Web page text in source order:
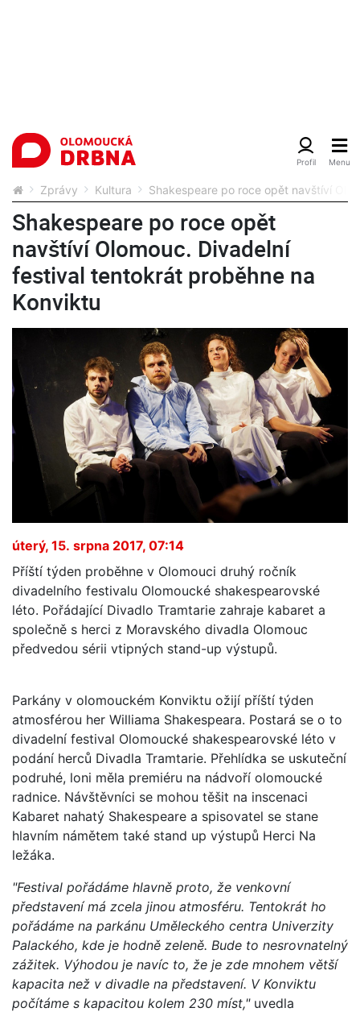
Zprávy Kultura Shakespeare po roce opět navštíví
Shakespeare po roce opět
navštíví Olomouc. Divadelní
festival tentokrát proběhne na
Konviktu
úterý, 15. srpna 2017, 07:14
Příští týden proběhne v Olomouci druhý ročník
divadelního festivalu Olomoucké shakespearovské
léto. Pořádající Divadlo Tramtarie zahraje kabaret a
společně s herci z Moravského divadla Olomouc
předvedou sérii vtipných stand-up výstupů.
Parkány v olomouckém Konviktu ožijí příští týden
atmosférou her Williama Shakespeara. Postará se o to
divadelní festival Olomoucké shakespearovské léto v
podání herců Divadla Tramtarie. Přehlídka se uskuteční
podruhé, loni měla premiéru na nádvoří olomoucké
radnice. Návštěvníci se mohou těšit na inscenaci
Kabaret nahatý Shakespeare a spisovatel se stane
hlavním námětem také stand up výstupů Herci Na
ležáka.
"Festival pořádáme hlavně proto, že venkovní
představení má zcela jinou atmosféru. Tentokrát ho
pořádáme na parkánu Uměleckého centra Univerzity
Palackého, kde je hodně zeleně. Bude to nesrovnatelný
zážitek. Výhodou je navíc to, že je zde mnohem větší
kapacita než v divadle na představení. V Konviktu
počítáme s kapacitou kolem 230 míst,"uvedla